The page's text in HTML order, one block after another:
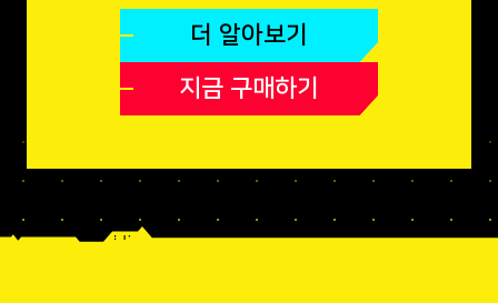
더 알아보기
지금 구매하기